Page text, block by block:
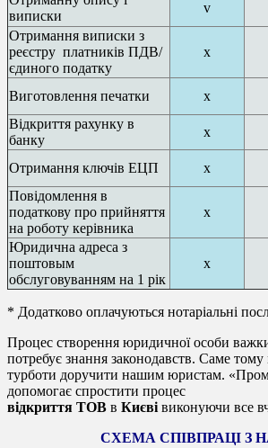
виписки
v
Отримання виписки з
реєстру платників ПДВ/
єдиного податку
x
Виготовлення печатки x
Відкриття рахунку в
банку
х
Отримання ключів ЕЦП x
Повідомлення в
податкову про прийняття
на роботу керівника
х
Юридична адреса з
поштовым
обслуговуванням на 1 рік
x
* Додатково оплачуються нотаріальні
Процес створення юридичної особи
потребує знання законодавств. Саме
турботи доручити нашим юристам.
допомогає спростити процес
відкриття ТОВ в Києвівиконуючи все
СХЕМА СПІВПРАЦІ З